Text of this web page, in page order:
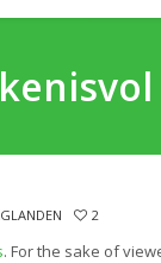
2
. For the sake of